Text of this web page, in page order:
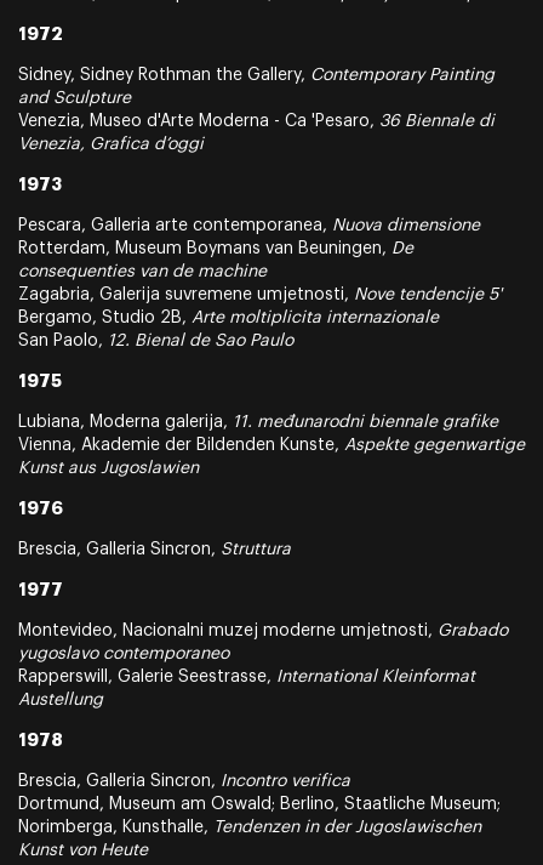
1972
Sidney, Sidney Rothman the Gallery, Contemporary Painting
and Sculpture
Venezia, Museo d'Arte Moderna - Ca 'Pesaro, 36 Biennale di
Venezia, Grafica d’oggi
1973
Pescara, Galleria arte contemporanea, Nuova dimensione
Rotterdam, Museum Boymans van Beuningen, De
consequenties van de machine
Zagabria, Galerija suvremene umjetnosti, Nove tendencije 5'
Bergamo, Studio 2B, Arte moltiplicita internazionale
San Paolo, 12. Bienal de Sao Paulo
1975
Lubiana, Moderna galerija, 11. međunarodni biennale grafike
Vienna, Akademie der Bildenden Kunste, Aspekte gegenwartige
Kunst aus Jugoslawien
1976
Brescia, Galleria Sincron, Struttura
1977
Montevideo, Nacionalni muzej moderne umjetnosti, Grabado
yugoslavo contemporaneo
Rapperswill, Galerie Seestrasse, International Kleinformat
Austellung
1978
Brescia, Galleria Sincron, Incontro verifica
Dortmund, Museum am Oswald; Berlino, Staatliche Museum;
Norimberga, Kunsthalle, Tendenzen in der Jugoslawischen
Kunst von Heute